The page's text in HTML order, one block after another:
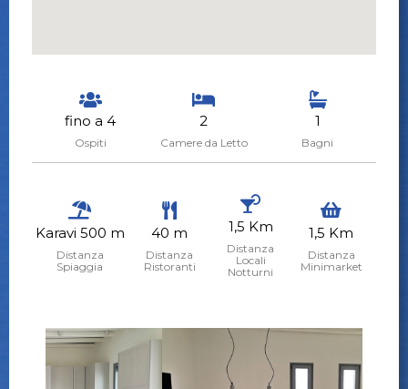
fino a 4
Ospiti
2
Camere da Letto
1
Bagni
Karavi 500 m
Distanza
Spiaggia
40 m
Distanza
Ristoranti
1,5 Km
Distanza
Locali
Notturni
1,5 Km
Distanza
Minimarket